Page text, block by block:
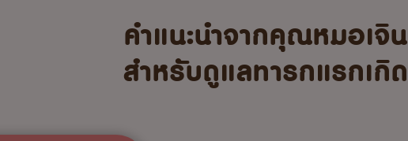
คำแนะนำจากคุณหมอเจิน
สำหรับดูแลทารกแรกเกิด